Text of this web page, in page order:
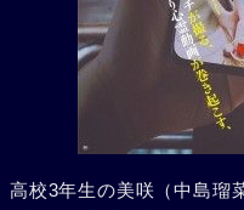
高校3年生の美咲（中島瑠